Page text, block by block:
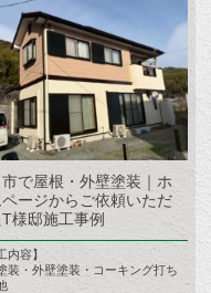
で屋根・外壁塗装｜ホ
ページからご依頼いただ
様邸施工事例
内容】
装・外壁塗装・コーキング打ち